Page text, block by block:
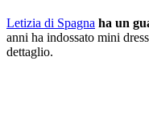
Letizia di Spagna ha un
anni ha indossato mini
dettaglio.